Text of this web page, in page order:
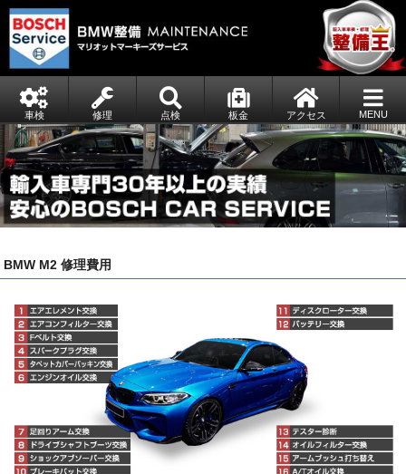
車検 修理 点検 板金 アクセス MENU
BMW M2 修理費用